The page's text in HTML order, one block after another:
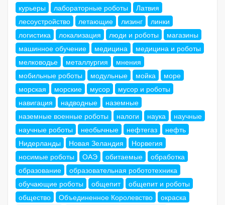
курьеры
лабораторные роботы
Латвия
лесоустройство
летающие лизинг
линки
логистика
локализация люди и роботы
магазины
машинное обучение
медицина
медицина и роботы
мелководье
металлургия
мнения
мобильные роботы
модульные мойка
море
морская
морские мусор
мусор и роботы
навигация
надводные
наземные
наземные военные роботы
налоги наука
научные
научные роботы
необычные нефтегаз
нефть
Нидерланды
Новая Зеландия
Норвегия
носимые роботы
ОАЭ обитаемые
обработка
образование
образовательная робототехника
обучающие роботы
общепит
общепит и роботы
общество
Объединенное Королевство
окраска